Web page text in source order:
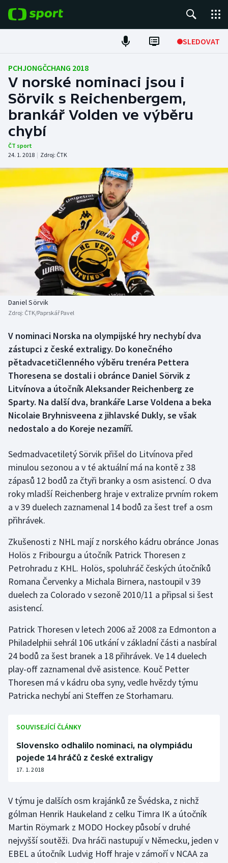
SLEDOVAT
Fotbal
Hokej
Tenis
Atletika
DALŠÍ SPORTY
Americký fotbal
Baseball a softbal
Basketbal
Biatlon
Boby a skeleton
Box
Curling
Dostihy
Florbal
Futsal
Golf
Gymnastika
Házená
Judo
Krasobruslení
Lezení
Lyže a snowboard
Moderní pětiboj
Motorsport
Olympijské hry
Parasport
Plavání
Plážový volejbal
Ragby
Rychlobruslení
Rychlostní kanoistika
NEPŘEHLÉDNĚTE
Soutěže
Historické návraty
Aplikace ČT sport
AZ kvíz
PCHJONGČCHANG 2018
V norské nominaci jsou i
Sörvik s Reichenbergem,
brankář Volden ve výběru
chybí
ČT sport
24. 1. 2018 | Zdroj: ČTK
Daniel Sörvik
Zdroj: ČTK/Paprskář Pavel
V nominaci Norska na olympijské hry nechybí dva
zástupci z české extraligy. Do konečného
pětadvacetičlenného výběru trenéra Pettera
Thoresena se dostali i obránce Daniel Sörvik z
Litvínova a útočník Aleksander Reichenberg ze
Sparty. Na další dva, brankáře Larse Voldena a beka
Nicolaie Bryhnisveena z jihlavské Dukly, se však
nedostalo a do Koreje nezamíří.
Sedmadvacetiletý Sörvik přišel do Litvínova před
minulou sezonou a v té aktuální má na kontě z 38
zápasů 12 bodů za čtyři branky a osm asistencí. O dva
roky mladší Reichenberg hraje v extralize prvním rokem
a v 39 duelech zaznamenal 14 bodů za šest tref a osm
přihrávek.
Zkušenosti z NHL mají z norského kádru obránce Jonas
Holös z Fribourgu a útočník Patrick Thoresen z
Petrohradu z KHL. Holös, spoluhráč českých útočníků
Romana Červenky a Michala Birnera, nastoupil v 39
duelech za Colorado v sezoně 2010/11 a připsal si šest
asistencí.
Patrick Thoresen v letech 2006 až 2008 za Edmonton a
Philadelphii sehrál 106 utkání v základní části a nasbíral
24 bodů za šest branek a 18 přihrávek. Ve 14 duelech
play-off zaznamenal dvě asistence. Kouč Petter
Thoresen má v kádru oba syny, vedle hvězdy týmu
Patricka nechybí ani Steffen ze Storhamaru.
SOUVISEJÍCÍ ČLÁNKY
Slovensko odhalilo nominaci, na olympiádu
pojede 14 hráčů z české extraligy
17. 1. 2018
V týmu je dalších osm krajánků ze Švédska, z nichž
gólman Henrik Haukeland z celku Timra IK a útočník
Martin Röymark z MODO Hockey působí v druhé
nejvyšší soutěži. Dva hráči nastupují v Německu, jeden v
EBEL a útočník Ludvig Hoff hraje v zámoří v NCAA za